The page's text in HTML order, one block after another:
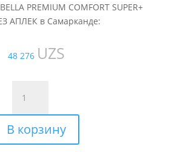
PREMIUM COMFORT SUPER+
АПЛЕК в Самарканде:
48 276 UZS
товара
ТАМПОНЫ
BELLA
PREMIUM
В корзину